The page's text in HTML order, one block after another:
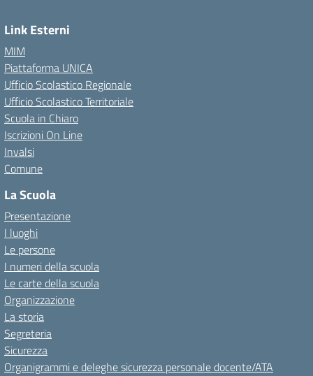
Link Esterni
MIM
Piattaforma UNICA
Ufficio Scolastico Regionale
Ufficio Scolastico Territoriale
Scuola in Chiaro
Iscrizioni On Line
Invalsi
Comune
La Scuola
Presentazione
I luoghi
Le persone
I numeri della scuola
Le carte della scuola
Organizzazione
La storia
Segreteria
Sicurezza
Organigrammi e deleghe sicurezza personale docente/ATA